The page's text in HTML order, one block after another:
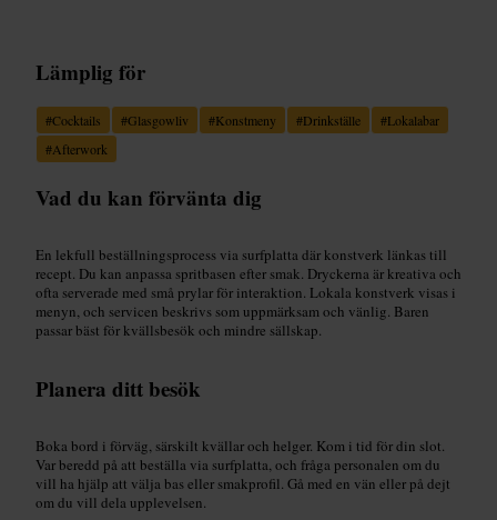
Lämplig för
#Cocktails #Glasgowliv #Konstmeny #Drinkställe #Lokalabar
#Afterwork
Vad du kan förvänta dig
En lekfull beställningsprocess via surfplatta där konstverk länkas till
recept. Du kan anpassa spritbasen efter smak. Dryckerna är kreativa och
ofta serverade med små prylar för interaktion. Lokala konstverk visas i
menyn, och servicen beskrivs som uppmärksam och vänlig. Baren
passar bäst för kvällsbesök och mindre sällskap.
Planera ditt besök
Boka bord i förväg, särskilt kvällar och helger. Kom i tid för din slot.
Var beredd på att beställa via surfplatta, och fråga personalen om du
vill ha hjälp att välja bas eller smakprofil. Gå med en vän eller på dejt
om du vill dela upplevelsen.